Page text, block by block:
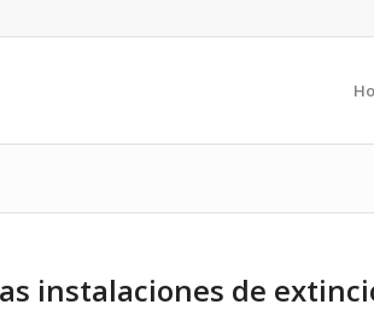
instalaciones de